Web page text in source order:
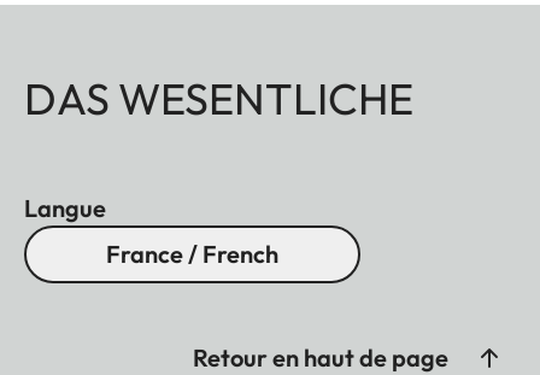
DAS WESENTLICHE
Langue
France / French
Retour en haut de page